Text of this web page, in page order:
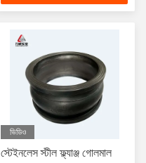
ভিডিও
স্টেইনলেস স্টীল ফ্ল্যাঞ্জ গোলমাল